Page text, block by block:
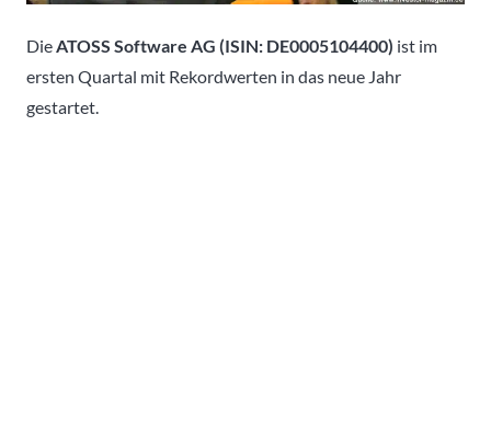
DieATOSS Software AG (ISIN: DE0005104400) ist im
ersten Quartal mit Rekordwerten in das neue Jahr
gestartet.